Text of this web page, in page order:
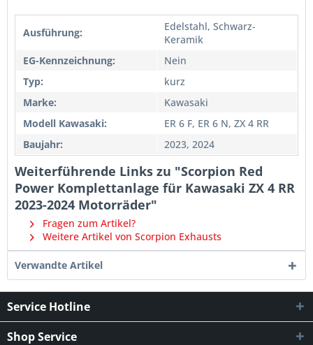
Ausführung:
Edelstahl, Schwarz-
Keramik
EG-Kennzeichnung:
Nein
Typ:
kurz
Marke:
Kawasaki
Modell Kawasaki:
ER 6 F, ER 6 N, ZX 4 RR
Baujahr:
2023, 2024
Weiterführende Links zu "Scorpion Red
Power Komplettanlage für Kawasaki ZX 4 RR
2023-2024 Motorräder"
Fragen zum Artikel?
Weitere Artikel von Scorpion Exhausts
Verwandte Artikel
Service Hotline
Shop Service